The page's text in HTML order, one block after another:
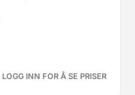
LOGG INN FOR Å SE PRISER